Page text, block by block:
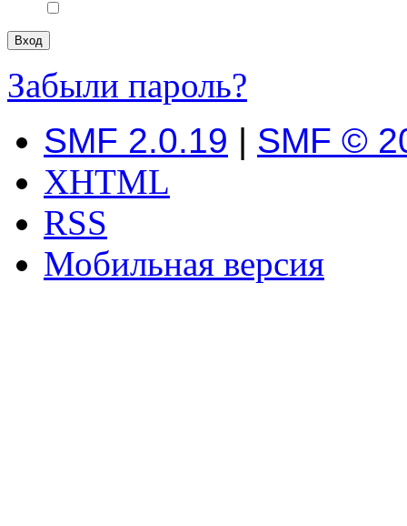
Забыли пароль?
SMF 2.0.19 | SMF ©
XHTML
RSS
Мобильная версия